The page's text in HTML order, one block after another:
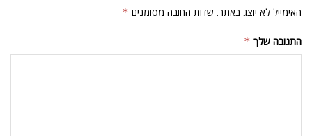
האימייל לא יוצג באתר. שדות החובה מסומנים *
התגובה שלך *